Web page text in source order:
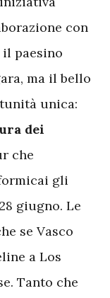
con
paesino
ma il bello
unica:
dei
che
gli
giugno. Le
se Vasco
a Los
Tanto che